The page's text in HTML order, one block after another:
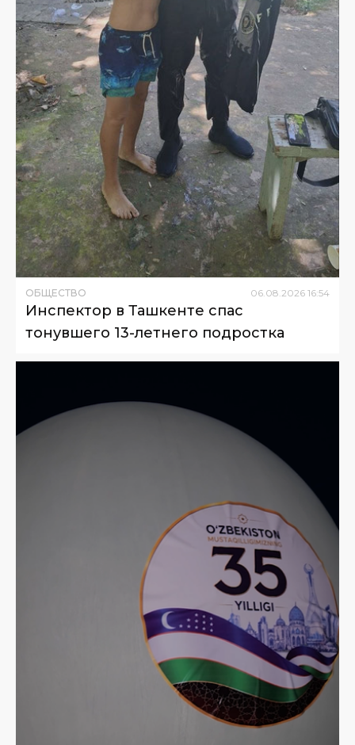
ОБЩЕСТВО 06.08.2026 16:54
Инспектор в Ташкенте спас
тонувшего 13-летнего подростка